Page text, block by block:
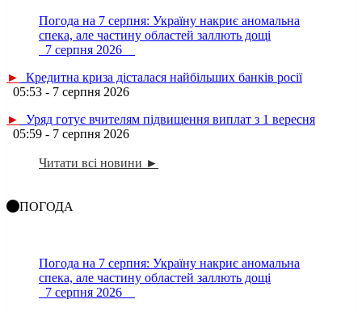
Погода на 7 серпня: Україну накриє аномальна
спека, але частину областей заллють дощі
7 серпня 2026
►
Кредитна криза дісталася найбільших банків росії
05:53 - 7 серпня 2026
►
Уряд готує вчителям підвищення виплат з 1 вересня
05:59 - 7 серпня 2026
Читати всі новини ►
ПОГОДА
Погода на 7 серпня: Україну накриє аномальна
спека, але частину областей заллють дощі
7 серпня 2026